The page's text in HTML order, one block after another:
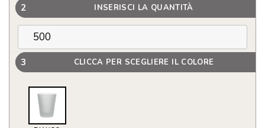
2 INSERISCI LA QUANTITÀ
3 CLICCA PER SCEGLIERE IL COLORE